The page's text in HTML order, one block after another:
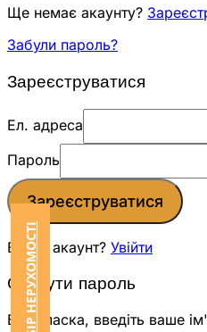
Ще немає акаунту?
Забули пароль?
Зареєструватися
Ел. адреса
Пароль
Зареєструватися
Вже є акаунт? Увійти
Скинути пароль
Будь ласка, введіть ваше